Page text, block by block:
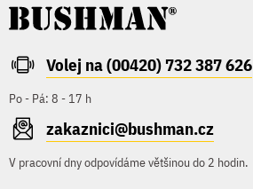
Volej na (00420) 732 387 626
Po - Pá: 8 - 17 h
zakaznici@bushman.cz
V pracovní dny odpovídáme většinou do 2 hodin.